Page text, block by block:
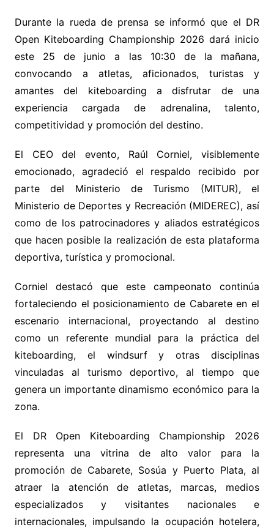
Durante la rueda de prensa se informó que el DR
Open Kiteboarding Championship 2026 dará inicio
este 25 de junio a las 10:30 de la mañana,
convocando a atletas, aficionados, turistas y
amantes del kiteboarding a disfrutar de una
experiencia cargada de adrenalina, talento,
competitividad y promoción del destino.
El CEO del evento, Raúl Corniel, visiblemente
emocionado, agradeció el respaldo recibido por
parte del Ministerio de Turismo (MITUR), el
Ministerio de Deportes y Recreación (MIDEREC), así
como de los patrocinadores y aliados estratégicos
que hacen posible la realización de esta plataforma
deportiva, turística y promocional.
Corniel destacó que este campeonato continúa
fortaleciendo el posicionamiento de Cabarete en el
escenario internacional, proyectando al destino
como un referente mundial para la práctica del
kiteboarding, el windsurf y otras disciplinas
vinculadas al turismo deportivo, al tiempo que
genera un importante dinamismo económico para la
zona.
El DR Open Kiteboarding Championship 2026
representa una vitrina de alto valor para la
promoción de Cabarete, Sosúa y Puerto Plata, al
atraer la atención de atletas, marcas, medios
especializados y visitantes nacionales e
internacionales, impulsando la ocupación hotelera,